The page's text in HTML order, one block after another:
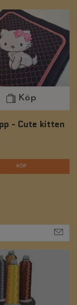
Köp
- Cute kitten